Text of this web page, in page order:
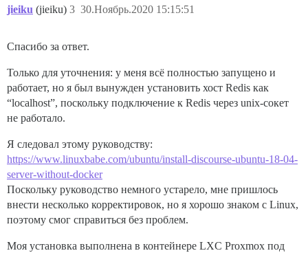
jieiku (jieiku) 30.Ноябрь.2020 15:15:51
3
Спасибо за ответ.
Только для уточнения: у меня всё полностью запущено и
работает, но я был вынужден установить хост Redis как
“localhost”, поскольку подключение к Redis через unix-сокет
не работало.
Я следовал этому руководству:
https://www.linuxbabe.com/ubuntu/install-discourse-ubuntu-18-04-
server-without-docker
Поскольку руководство немного устарело, мне пришлось
внести несколько корректировок, но я хорошо знаком с Linux,
поэтому смог справиться без проблем.
Моя установка выполнена в контейнере LXC Proxmox под